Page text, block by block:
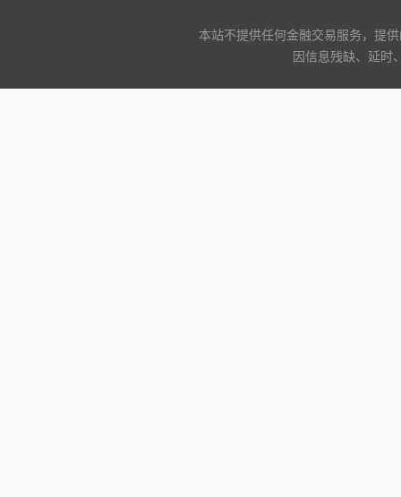
本站不提供任何金融交易服务，提
因信息残缺、延时